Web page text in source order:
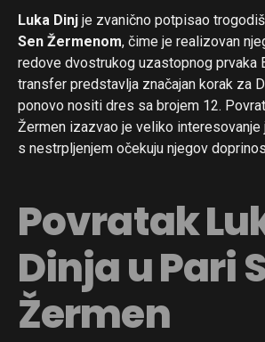
Luka Dinj je zvanično potpisao
Sen Žermenom, čime je realizovan
redove dvostrukog uzastopnog prvaka
transfer predstavlja značajan korak za
ponovo nositi dres sa brojem 12.
Žermen izazvao je veliko interesovanje
s nestrpljenjem očekuju njegov
Povratak
Dinja u Pari
Žermen